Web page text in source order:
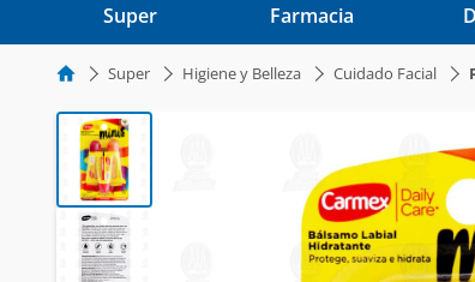
Super Farmacia
Super Higiene y Belleza Cuidado Facial